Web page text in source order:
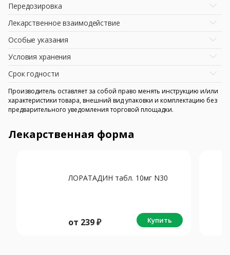
Передозировка
Лекарственное взаимодействие
Особые указания
Условия хранения
Срок годности
Производитель оставляет за собой право менять инструкцию и/или
характеристики товара, внешний вид упаковки и комплектацию без
предварительного уведомления торговой площадки.
Лекарственная форма
ЛОРАТАДИН табл. 10мг N30
от 239₽ Купить